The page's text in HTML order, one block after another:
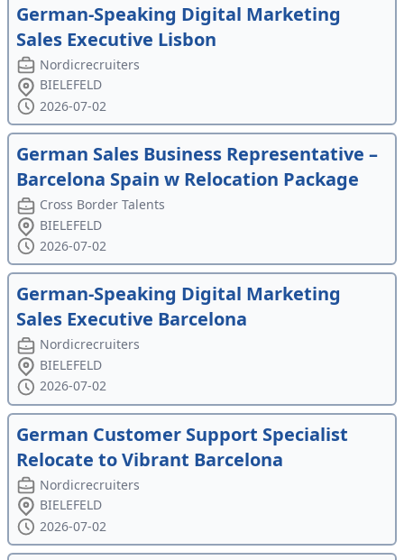
German-Speaking Digital Marketing
Sales Executive Lisbon
Nordicrecruiters
BIELEFELD
2026-07-02
German Sales Business Representative –
Barcelona Spain w Relocation Package
Cross Border Talents
BIELEFELD
2026-07-02
German-Speaking Digital Marketing
Sales Executive Barcelona
Nordicrecruiters
BIELEFELD
2026-07-02
German Customer Support Specialist
Relocate to Vibrant Barcelona
Nordicrecruiters
BIELEFELD
2026-07-02